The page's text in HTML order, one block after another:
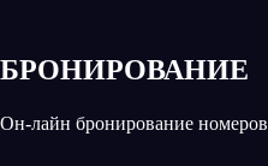
БРОНИРОВАНИЕ
Он-лайн бронирование номеров